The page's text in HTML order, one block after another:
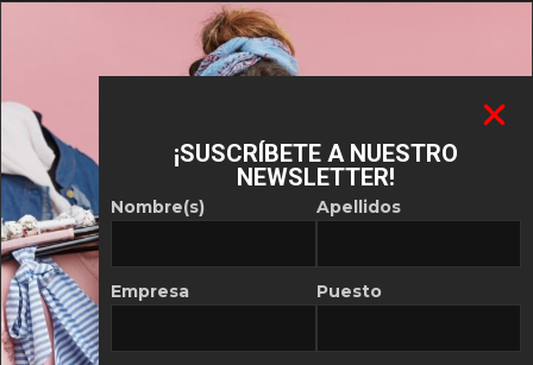
¡SUSCRÍBETE A NUESTRO
NEWSLETTER!
Nombre(s)
Empresa
Apellidos
Puesto